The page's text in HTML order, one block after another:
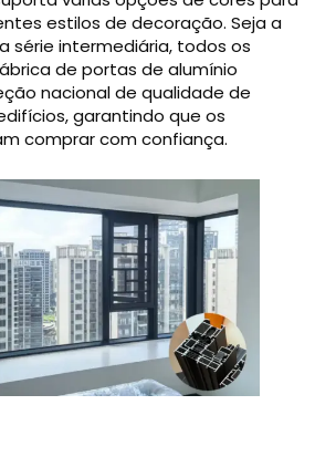
estilos de decoração. Seja a
série intermediária, todos os
de portas de alumínio
nacional de qualidade de
garantindo que os
comprar com confiança.